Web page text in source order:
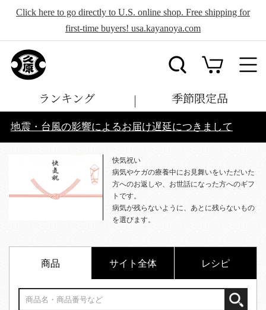
Click here to go directly to U.S. online shop. Free shipping for
first-time buyers! usa.kayanoya.com
ランキング 季節限定品
地震・台風の影響によるお届け遅延につきまして
快気祝い
病気やケガの療養中にお見舞いをいただいた
方へのお返しや、お世話になった方へのギフ
トです。
病気が残らないように、あとに残らないもの
を選びます。
商品 サイト全体 レシピ